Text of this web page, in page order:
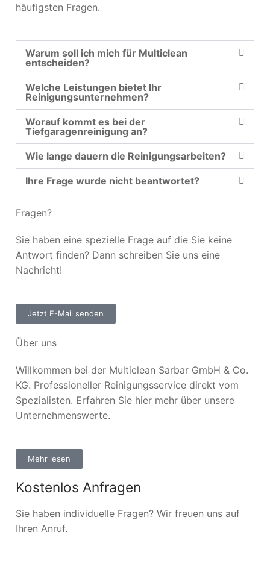
häufigsten Fragen.
Warum soll ich mich für Multiclean
entscheiden?
Welche Leistungen bietet Ihr
Reinigungsunternehmen?
Worauf kommt es bei der
Tiefgaragenreinigung an?
Wie lange dauern die Reinigungsarbeiten?
Ihre Frage wurde nicht beantwortet?
Fragen?
Sie haben eine spezielle Frage auf die Sie keine
Antwort finden? Dann schreiben Sie uns eine
Nachricht!
Jetzt E-Mail senden
Über uns
Willkommen bei der Multiclean Sarbar GmbH & Co.
KG. Professioneller Reinigungsservice direkt vom
Spezialisten. Erfahren Sie hier mehr über unsere
Unternehmenswerte.
Mehr lesen
Kostenlos Anfragen
Sie haben individuelle Fragen? Wir freuen uns auf
Ihren Anruf.